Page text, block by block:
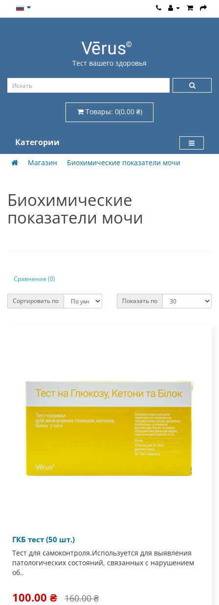
Тест вашего здоровья
Товары: 0(0.00 ₴)
Категории
Магазин Биохимические показатели мочи
Биохимические
показатели мочи
Сравнение (0)
Сортировать по Показать по
ГКБ тест (50 шт.)
Тест для самоконтроля.Используется для выявления
патологических состояний, связанных с нарушением
об..
100.00 ₴ 160.00 ₴